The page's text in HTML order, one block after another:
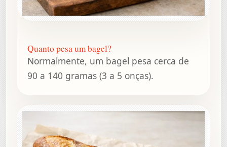
Quanto pesa um bagel?
Normalmente, um bagel pesa cerca de
90 a 140 gramas (3 a 5 onças).